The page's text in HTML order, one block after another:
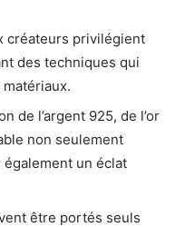
créateurs privilégient
des techniques qui
de l’argent 925, de l’or
non seulement
un éclat
être portés seuls